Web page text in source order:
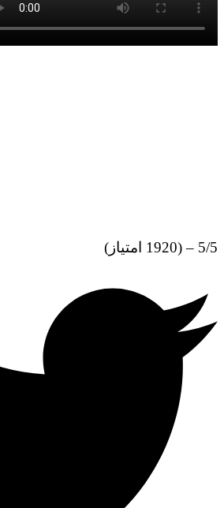
5/5 – (1920 امتیاز)